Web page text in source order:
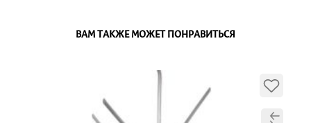
ВАМ ТАКЖЕ МОЖЕТ ПОНРАВИТЬСЯ